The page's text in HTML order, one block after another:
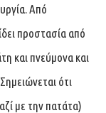
Από
προστασία από
και πνεύμονα και
ότι
με την πατάτα)